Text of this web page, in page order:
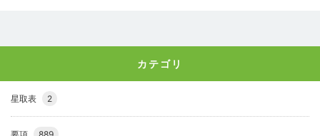
カテゴリ
星取表 2